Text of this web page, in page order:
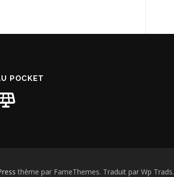
POCKET
thème par FameThemes. Traduit par Wp Trads.